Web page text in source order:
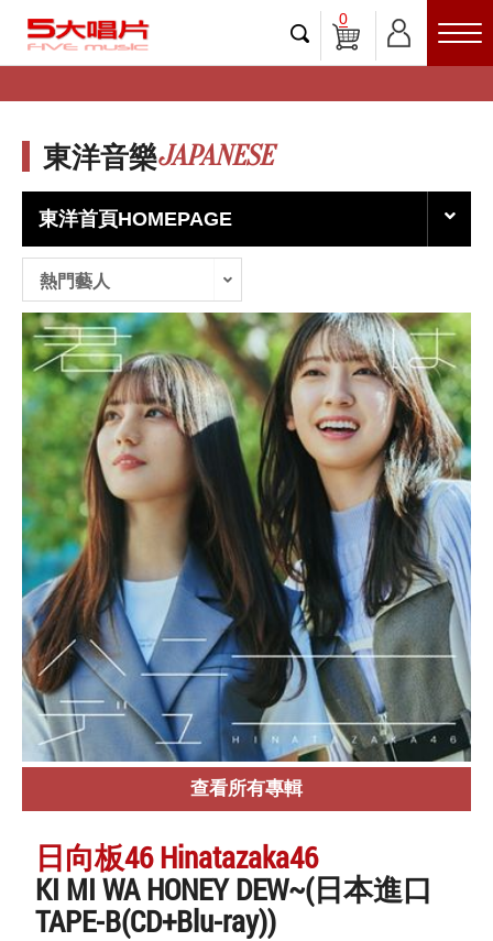
0
東洋音樂JAPANESE
東洋首頁HOMEPAGE
熱門藝人
查看所有專輯
日向板46 Hinatazaka46
KI MI WA HONEY DEW~(日本進口
TAPE-B(CD+Blu-ray))